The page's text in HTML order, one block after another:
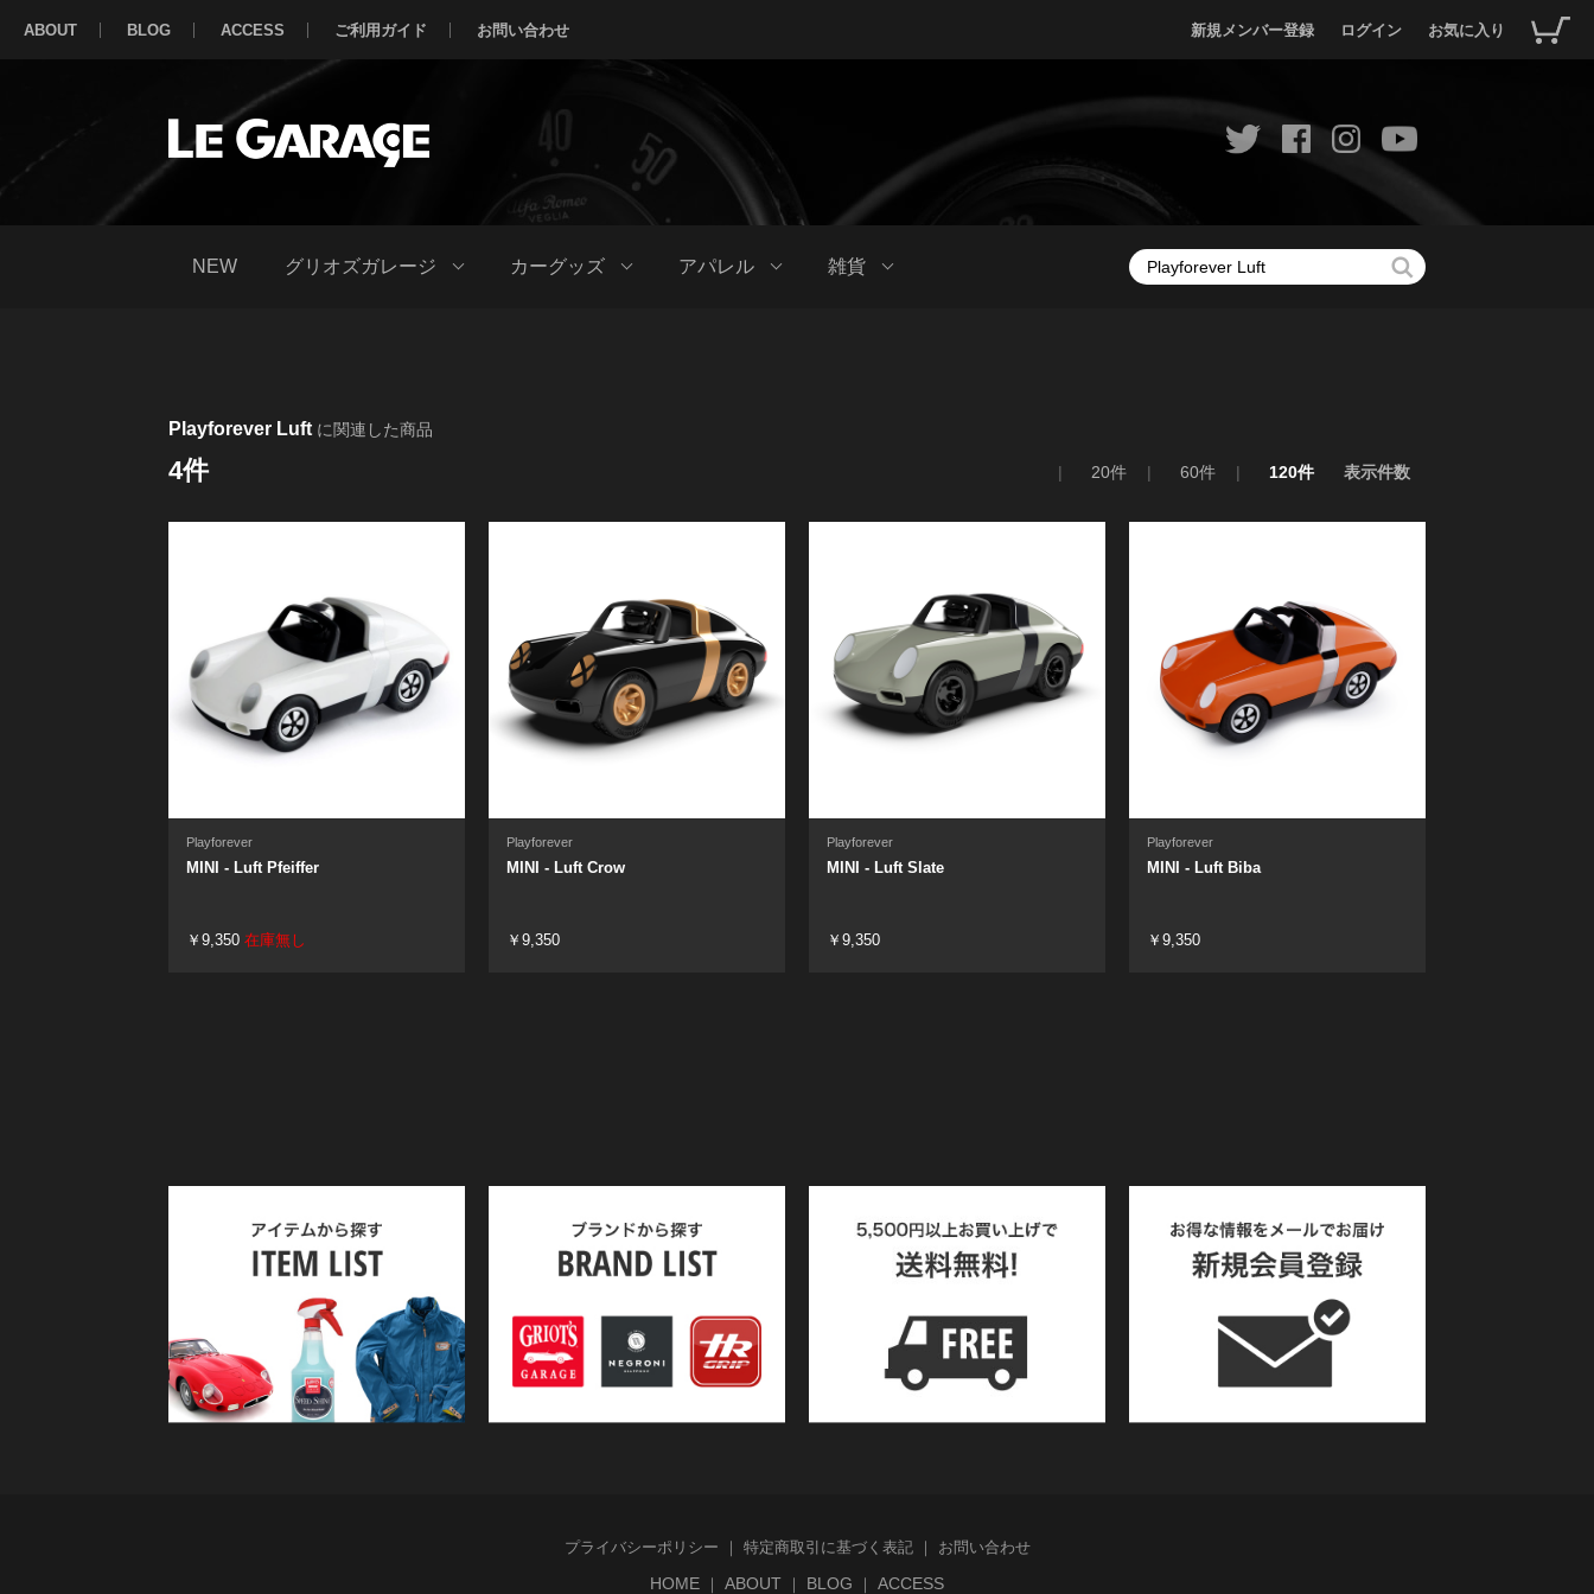
新規メンバー登録 ログイン お気に入り
ABOUT BLOG ACCESS ご利用ガイド お問い合わせ
NEW グリオズガレージ カーグッズ アパレル 雑貨
Playforever Luft に関連した商品
4件 20件 60件 120件 表示件数
Playforever
MINI - Luft Pfeiffer
￥9,350 在庫無し
Playforever
MINI - Luft Crow
￥9,350
Playforever
MINI - Luft Slate
￥9,350
Playforever
MINI - Luft Biba
￥9,350
プライバシーポリシー 特定商取引に基づく表記 お問い合わせ
HOME ABOUT BLOG ACCESS